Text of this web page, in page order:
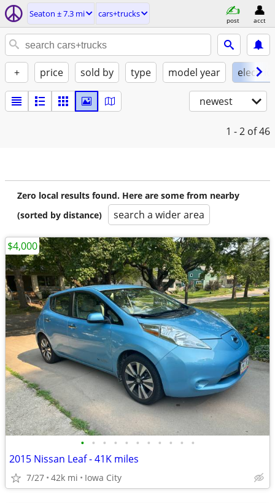
Seaton ± 7.3 mi cars+trucks
post acct
+ price sold by type model year electric
newest
1 - 2 of 46
Zero local results found. Here are some from nearby
(sorted by distance)
search a wider area
• • • • • • • • • • •
2015 Nissan Leaf - 41K miles
7/27 42k mi Iowa City
$4,000